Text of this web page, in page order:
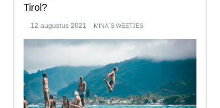
Tirol?
MINA´S WEETJES